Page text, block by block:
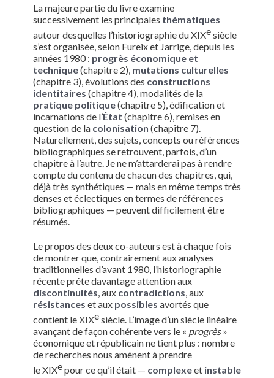
La majeure partie du livre examine
successivement les principales thématiques
autour desquelles l’historiographie du XIXesiècle
s’est organisée, selon Fureix et Jarrige, depuis les
années 1980 : progrès économique et
technique(chapitre 2), mutations culturelles
(chapitre 3), évolutions des constructions
identitaires (chapitre 4), modalités de la
pratique politique(chapitre 5), édification et
incarnations de l’État (chapitre 6), remises en
question de la colonisation (chapitre 7).
Naturellement, des sujets, concepts ou références
bibliographiques se retrouvent, parfois, d’un
chapitre à l’autre. Je ne m’attarderai pas à rendre
compte du contenu de chacun des chapitres, qui,
déjà très synthétiques — mais en même temps très
denses et éclectiques en termes de références
bibliographiques — peuvent difficilement être
résumés.
Le propos des deux co-auteurs est à chaque fois
de montrer que, contrairement aux analyses
traditionnelles d’avant 1980, l’historiographie
récente prête davantage attention aux
discontinuités , aux contradictions , aux
résistances et aux possibles avortés que
contient le XIXesiècle. L’image d’un siècle linéaire
avançant de façon cohérente vers le « progrès»
économique et républicain ne tient plus : nombre
de recherches nous amènent à prendre
le XIXepour ce qu’il était — complexeet instable